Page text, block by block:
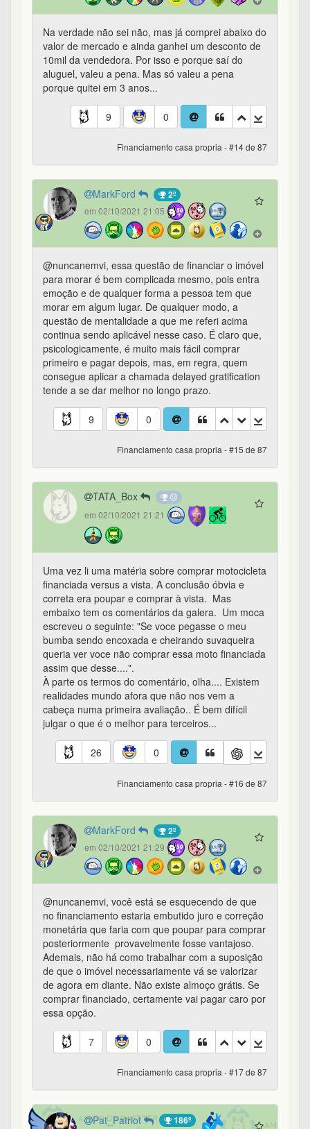
Na verdade não sei não, mas já comprei abaixo do
valor de mercado e ainda ganhei um desconto de
10mil da vendedora. Por isso e porque saí do
aluguel, valeu a pena. Mas só valeu a pena
porque quitei em 3 anos...
9 0
Financiamento casa propria - #14 de 87
MarkFord 2º
em 02/10/2021 21:05
@nuncanemvi, essa questão de financiar o imóvel
para morar é bem complicada mesmo, pois entra
emoção e de qualquer forma a pessoa tem que
morar em algum lugar. De qualquer modo, a
questão de mentalidade a que me referi acima
continua sendo aplicável nesse caso. É claro que,
psicologicamente, é muito mais fácil comprar
primeiro e pagar depois, mas, em regra, quem
consegue aplicar a chamada delayed gratification
tende a se dar melhor no longo prazo.
9 0
Financiamento casa propria - #15 de 87
TATA_Box
em 02/10/2021 21:21
Uma vez li uma matéria sobre comprar motocicleta
financiada versus a vista. A conclusão óbvia e
correta era poupar e comprar à vista. Mas
embaixo tem os comentários da galera. Um moca
escreveu o seguinte: "Se voce pegasse o meu
bumba sendo encoxada e cheirando suvaqueira
queria ver voce não comprar essa moto financiada
assim que desse....".
À parte os termos do comentário, olha.... Existem
realidades mundo afora que não nos vem a
cabeça numa primeira avaliação.. É bem difícil
julgar o que é o melhor para terceiros...
26 0
Financiamento casa propria - #16 de 87
MarkFord 2º
em 02/10/2021 21:29
@nuncanemvi, você está se esquecendo de que
no financiamento estaria embutido juro e correção
monetária que faria com que poupar para comprar
posteriormente provavelmente fosse vantajoso.
Ademais, não há como trabalhar com a suposição
de que o imóvel necessariamente vá se valorizar
de agora em diante. Não existe almoço grátis. Se
comprar financiado, certamente vai pagar caro por
essa opção.
7 0
Financiamento casa propria - #17 de 87
Pat_Patriot 186º